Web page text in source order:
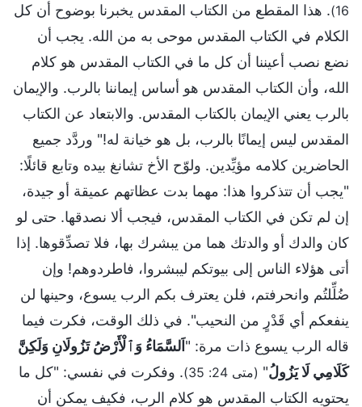
16) . هذا المقطع من الكتاب المقدس يخبرنا بوضوح أن كل
الكلام في الكتاب المقدس موحى به من الله. يجب أن
نضع نصب أعيننا أن كل ما في الكتاب المقدس هو كلام
الله، وأن الكتاب المقدس هو أساس إيماننا بالرب. والإيمان
بالرب يعني الإيمان بالكتاب المقدس. والابتعاد عن الكتاب
المقدس ليس إيمانًا بالرب، بل هو خيانة له!" وردَّد جميع
الحاضرين كلامه مؤيِّدين. ولوّح الأخ تشانغ بيده وتابع قائلًا:
"يجب أن تتذكروا هذا: مهما بدت عظاتهم عميقة أو جيدة،
إن لم تكن في الكتاب المقدس، فيجب ألا نصدقها. حتى لو
كان والدك أو والدتك هما من يبشرك بها، فلا تصدِّقوها. إذا
أتى هؤلاء الناس إلى بيوتكم ليبشروا، فاطردوهم! وإن
ضُلِّلتُم وانحرفتم، فلن يعترف بكم الرب يسوع، وحينها لن
ينفعكم أي قَدْرٍ من النحيب". في ذلك الوقت، فكرت فيما
قاله الرب يسوع ذات مرة: "اَلسَّمَاءُ وَٱلْأَرْضُ تَزُولَانِ وَلَكِنَّ
كَلَامِي لَا يَزُولُ" (متى 24: 35)
. وفكرت في نفسي: "كل ما
يحتويه الكتاب المقدس هو كلام الرب، فكيف يمكن أن